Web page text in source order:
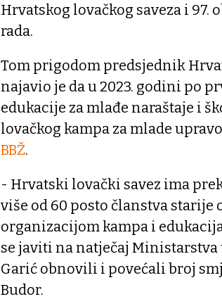
Hrvatskog lovačkog saveza i
rada.
Tom prigodom predsjednik
najavio je da u 2023. godini po
edukacije za mlađe naraštaje i
lovačkog kampa za mlade
BBŽ.
- Hrvatski lovački savez ima
više od 60 posto članstva starije
organizacijom kampa i
se javiti na natječaj
Garić obnovili i povećali broj
Budor.